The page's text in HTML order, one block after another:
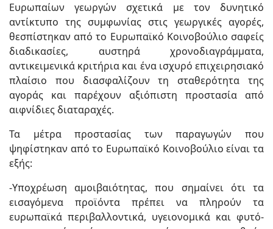
Ευρωπαίων γεωργών σχετικά με τον δυνητικό
αντίκτυπο της συμφωνίας στις γεωργικές αγορές,
θεσπίστηκαν από το Ευρωπαϊκό Κοινοβούλιο σαφείς
διαδικασίες, αυστηρά χρονοδιαγράμματα,
αντικειμενικά κριτήρια και ένα ισχυρό επιχειρησιακό
πλαίσιο που διασφαλίζουν τη σταθερότητα της
αγοράς και παρέχουν αξιόπιστη προστασία από
αιφνίδιες διαταραχές.
Τα μέτρα προστασίας των παραγωγών που
ψηφίστηκαν από το Ευρωπαϊκό Κοινοβούλιο είναι τα
εξής:
-Υποχρέωση αμοιβαιότητας, που σημαίνει ότι τα
εισαγόμενα προϊόντα πρέπει να πληρούν τα
ευρωπαϊκά περιβαλλοντικά, υγειονομικά και φυτό-